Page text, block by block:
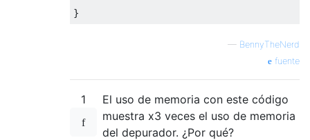
}
— BennyTheNerd
fuente
1
El uso de memoria con este código
muestra x3 veces el uso de memoria
del depurador. ¿Por qué?